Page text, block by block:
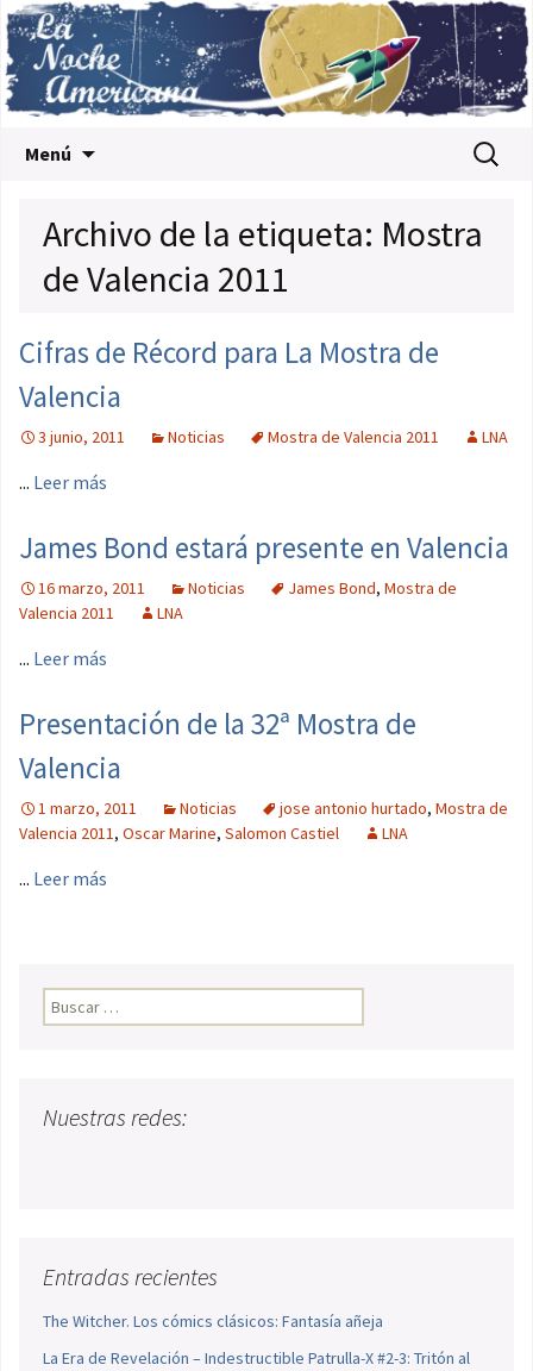
Menú Buscar:
Archivo de la etiqueta: Mostra
de Valencia 2011
Cifras de Récord para La Mostra de
Valencia
3 junio, 2011 Noticias Mostra de Valencia 2011 LNA
... Leer más
James Bond estará presente en Valencia
16 marzo, 2011 Noticias James Bond, Mostra de
Valencia 2011
LNA
... Leer más
Presentación de la 32ª Mostra de
Valencia
1 marzo, 2011 Noticias jose antonio hurtado, Mostra de
Valencia 2011, Oscar Marine, Salomon Castiel LNA
... Leer más
Buscar:
Nuestras redes:
Entradas recientes
The Witcher. Los cómics clásicos: Fantasía añeja
La Era de Revelación – Indestructible Patrulla-X #2-3: Tritón al